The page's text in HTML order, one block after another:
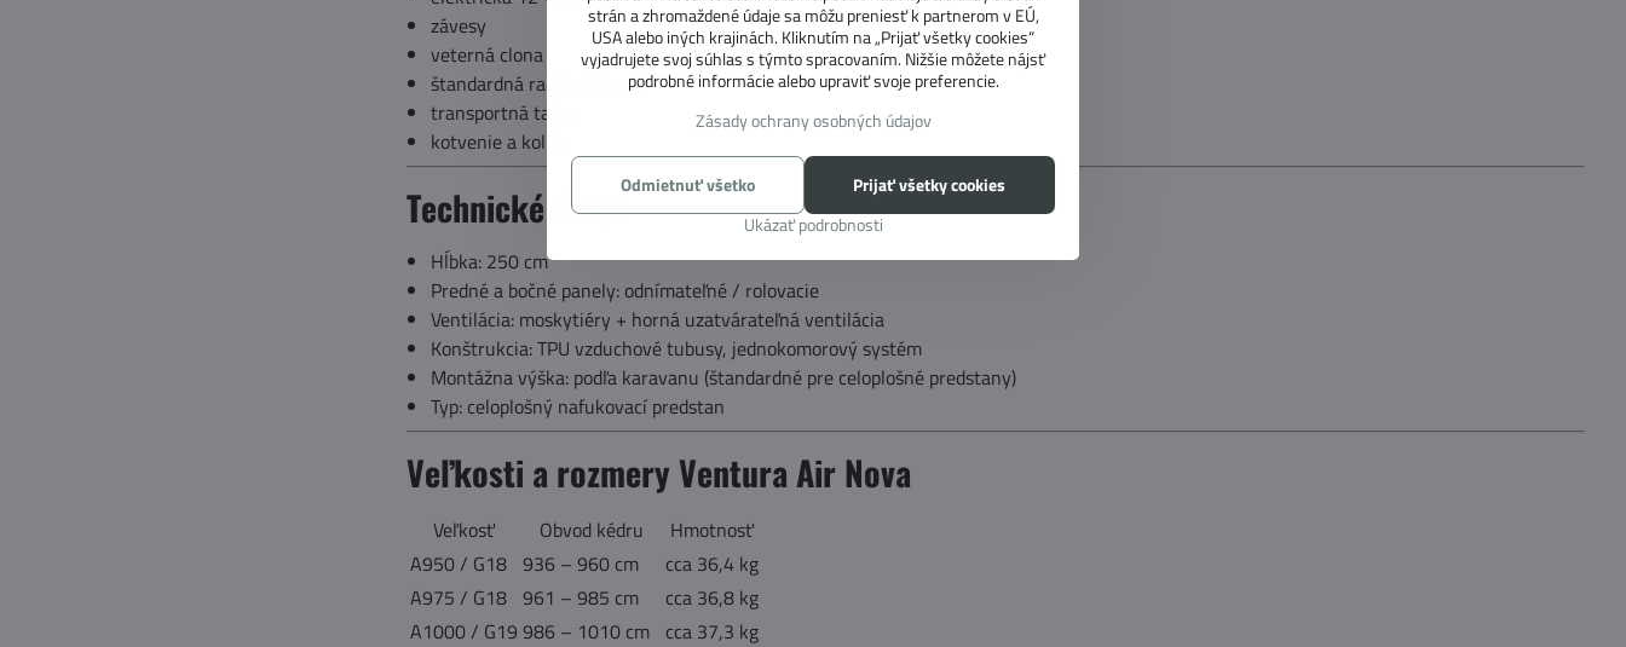
závesy
veterná clona
štandardná radabdeckung
transportná taška
kotvenie a kolíky
Technické údaje
Hĺbka: 250 cm
Predné a bočné panely: odnímateľné / rolovacie
Ventilácia: moskytiéry + horná uzatvárateľná ventilácia
Konštrukcia: TPU vzduchové tubusy, jednokomorový systém
Montážna výška: podľa karavanu (štandardné pre celoplošné predstany)
Typ: celoplošný nafukovací predstan
Veľkosti a rozmery Ventura Air Nova
Veľkosť Obvod kédru
Hmotnosť
A950 / G18 936 – 960 cm
cca 36,4 kg
A975 / G18 961 – 985 cm
cca 36,8 kg
A1000 / G19 986 – 1010 cm cca 37,3 kg
strán a zhromaždené údaje sa môžu preniesť k partnerom v EÚ,
USA alebo iných krajinách. Kliknutím na „Prijať všetky cookies“
vyjadrujete svoj súhlas s týmto spracovaním. Nižšie môžete nájsť
podrobné informácie alebo upraviť svoje preferencie.
Zásady ochrany osobných údajov
Ukázať podrobnosti
Prijať všetky cookies
Odmietnuť všetko